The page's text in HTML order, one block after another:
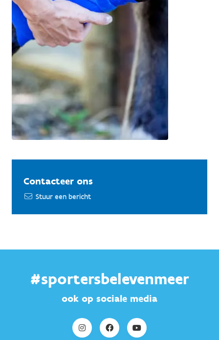
Contacteer ons
Stuur een bericht
#sportersbelevenmeer
ook op sociale media